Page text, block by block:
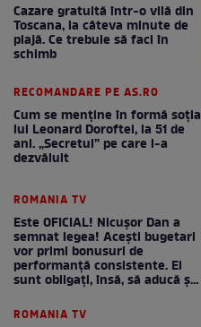
Cazare gratuită într-o vilă din
Toscana, la câteva minute de
plajă. Ce trebuie să faci în
schimb
RECOMANDARE PE AS.RO
Cum se menţine în formă soţia
lui Leonard Doroftei, la 51 de
ani. „Secretul” pe care l-a
dezvăluit
ROMANIA TV
Este OFICIAL! Nicușor Dan a
semnat legea! Acești bugetari
vor primi bonusuri de
performanță consistente. Ei
sunt obligați, însă, să aducă și
ROMANIA TV